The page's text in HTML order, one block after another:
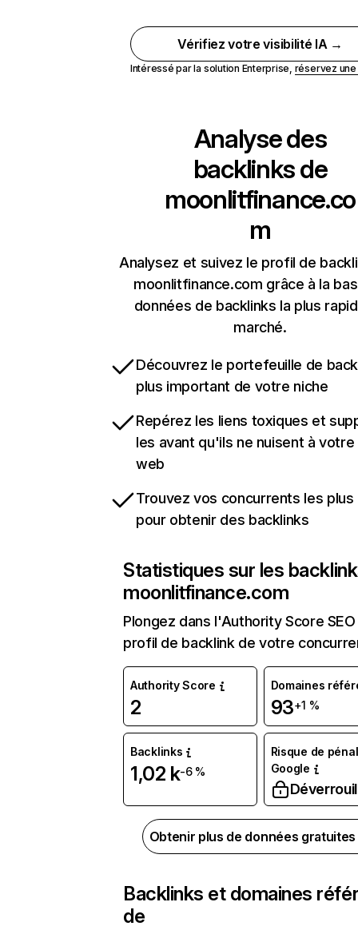
Vérifiez votre visibilité IA →
Intéressé par la solution Enterprise, réservez
Analyse des
backlinks de
moonlitfinance.co
m
Analysez et suivez le profil de
moonlitfinance.com grâce à la
données de backlinks la plus
marché.
Découvrez le portefeuille de
plus important de votre niche
Repérez les liens toxiques et
les avant qu'ils ne nuisent à
web
Trouvez vos concurrents les
pour obtenir des backlinks
Statistiques sur les
moonlitfinance.com
Plongez dans l'Authority Score
profil de backlink de votre
Authority Score
2
Domaines
93+1 %
Backlinks
1,02 k-6 %
Risque de
Google
Obtenir plus de données
Backlinks et domaines
de